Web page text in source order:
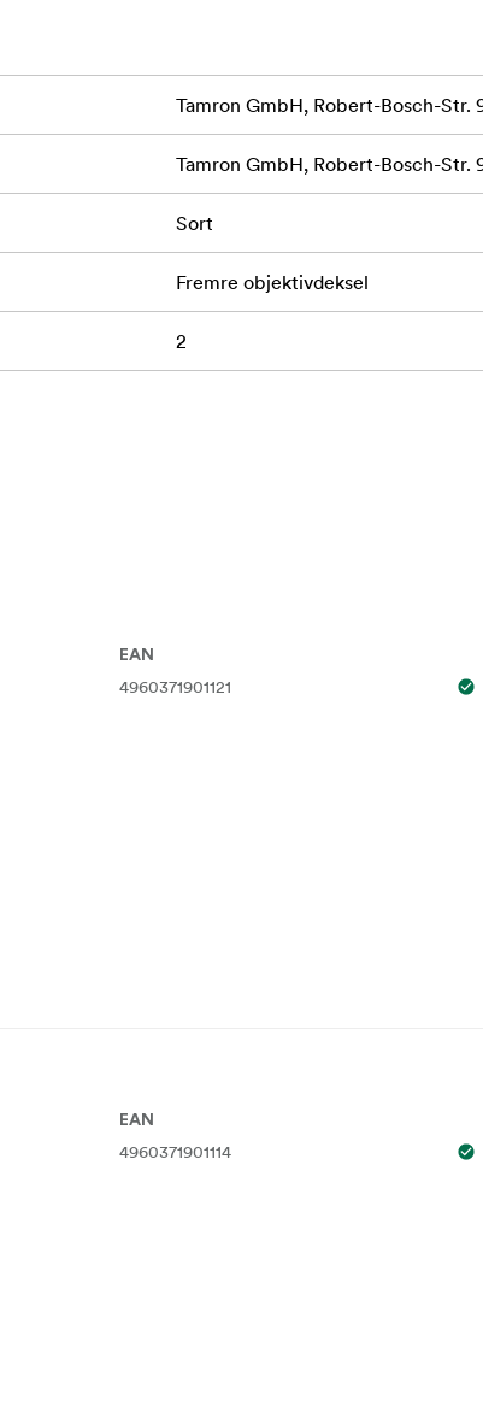
Tamron GmbH, Robert-Bosch-
Tamron GmbH, Robert-Bosch-Str.
Sort
Fremre objektivdeksel
2
EAN
4960371901121
EAN
4960371901114